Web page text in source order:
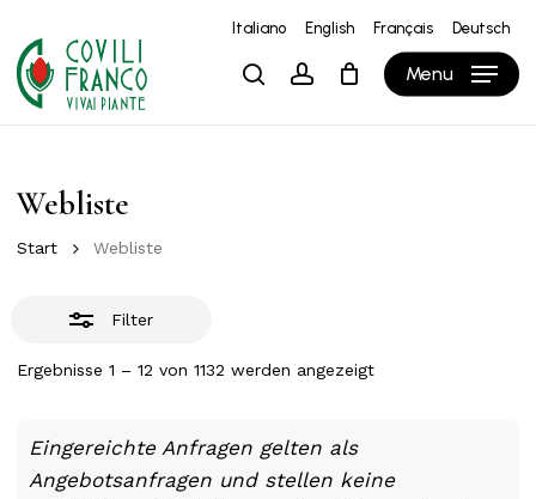
main
content
Italiano English Français Deutsch
searchaccount Menu
Warenkorb Close
Cart
Webliste
Start Webliste
Filter
Ergebnisse 1 – 12 von 1132 werden angezeigt
Close
Filters
Eingereichte Anfragen gelten als
Angebotsanfragen und stellen keine